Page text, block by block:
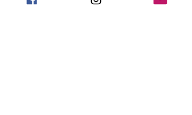
胃的壓迫不適感：進食速度放